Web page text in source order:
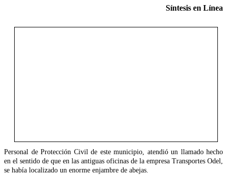
Síntesis en Línea
Personal de Protección Civil de este municipio, atendió un llamado hecho
en el sentido de que en las antiguas oficinas de la empresa Transportes Odel,
se había localizado un enorme enjambre de abejas.